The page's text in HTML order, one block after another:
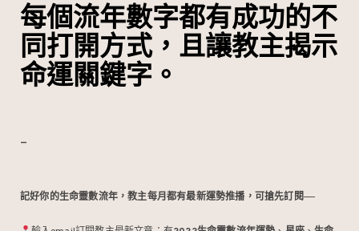
每個流年數字都有成功的不
同打開方式，且讓教主揭示
命運關鍵字。
–
記好你的生命靈數流年，教主每月都有最新運勢推播，可搶先訂閱——